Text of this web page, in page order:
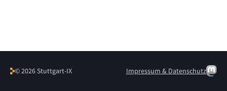
© 2026 Stuttgart-IX Impressum & Datenschutz